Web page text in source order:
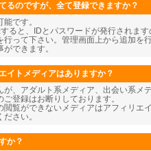
るのですが、全て登録できますか？
です。
ると、IDとパスワードが発行されま
行って下さい。管理画面上から追加を
できます。
イトメディアはありますか？
が、アダルト系メディア、出会い系メ
登録はお断りしております。
閲覧ができないメディアはアフィリエ
さい。
か？